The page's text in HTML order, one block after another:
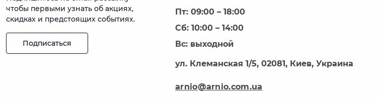
чтобы первыми узнать об акциях,
скидках и предстоящих событиях.
Подписаться
Пт: 09:00 – 18:00
Сб: 10:00 – 14:00
Вс: выходной
ул. Клеманская 1/5, 02081, Киев, Украина
arnio@arnio.com.ua